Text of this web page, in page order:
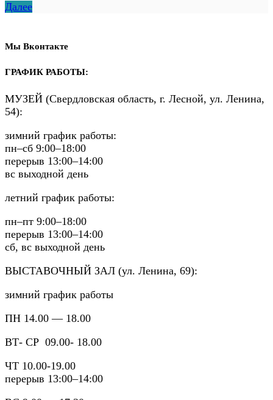
Далее
Мы Вконтакте
ГРАФИК РАБОТЫ:
МУЗЕЙ (Свердловская область, г. Лесной, ул. Ленина,
54):
зимний график работы:
пн–сб 9:00–18:00
перерыв 13:00–14:00
вс выходной день
летний график работы:
пн–пт 9:00–18:00
перерыв 13:00–14:00
сб, вс выходной день
ВЫСТАВОЧНЫЙ ЗАЛ (ул. Ленина, 69):
зимний график работы
ПН 14.00 — 18.00
ВТ- СР 09.00- 18.00
ЧТ 10.00-19.00
перерыв 13:00–14:00